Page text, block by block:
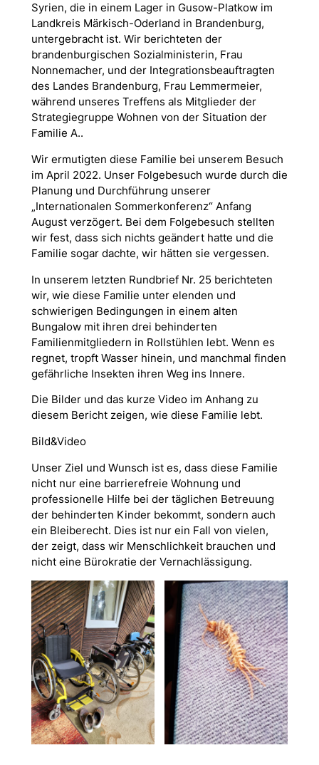
Syrien, die in einem Lager in Gusow-Platkow im
Landkreis Märkisch-Oderland in Brandenburg,
untergebracht ist. Wir berichteten der
brandenburgischen Sozialministerin, Frau
Nonnemacher, und der Integrationsbeauftragten
des Landes Brandenburg, Frau Lemmermeier,
während unseres Treffens als Mitglieder der
Strategiegruppe Wohnen von der Situation der
Familie A..
Wir ermutigten diese Familie bei unserem Besuch
im April 2022. Unser Folgebesuch wurde durch die
Planung und Durchführung unserer
„Internationalen Sommerkonferenz“ Anfang
August verzögert. Bei dem Folgebesuch stellten
wir fest, dass sich nichts geändert hatte und die
Familie sogar dachte, wir hätten sie vergessen.
In unserem letzten Rundbrief Nr. 25 berichteten
wir, wie diese Familie unter elenden und
schwierigen Bedingungen in einem alten
Bungalow mit ihren drei behinderten
Familienmitgliedern in Rollstühlen lebt. Wenn es
regnet, tropft Wasser hinein, und manchmal finden
gefährliche Insekten ihren Weg ins Innere.
Die Bilder und das kurze Video im Anhang zu
diesem Bericht zeigen, wie diese Familie lebt.
Bild&Video
Unser Ziel und Wunsch ist es, dass diese Familie
nicht nur eine barrierefreie Wohnung und
professionelle Hilfe bei der täglichen Betreuung
der behinderten Kinder bekommt, sondern auch
ein Bleiberecht. Dies ist nur ein Fall von vielen,
der zeigt, dass wir Menschlichkeit brauchen und
nicht eine Bürokratie der Vernachlässigung.